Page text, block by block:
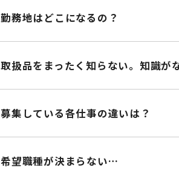
勤務地はどこになるの？
取扱品をまったく知らない。知識が
募集している各仕事の違いは？
希望職種が決まらない…